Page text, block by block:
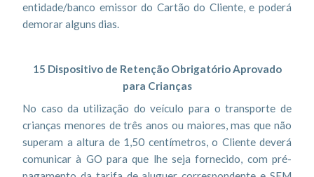
entidade/banco emissor do Cartão do Cliente, e poderá
demorar alguns dias.
15 Dispositivo de Retenção Obrigatório Aprovado
para Crianças
No caso da utilização do veículo para o transporte de
crianças menores de três anos ou maiores, mas que não
superam a altura de 1,50 centímetros, o Cliente deverá
comunicar à GO para que lhe seja fornecido, com pré-